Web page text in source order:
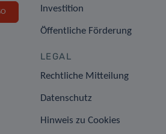
Investition
Öffentliche Förderung
LEGAL
Rechtliche Mitteilung
Datenschutz
Hinweis zu Cookies